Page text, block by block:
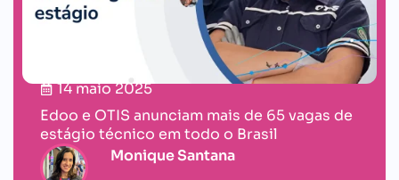
14 maio 2025
Edoo e OTIS anunciam mais de 65 vagas de
estágio técnico em todo o Brasil
Monique Santana